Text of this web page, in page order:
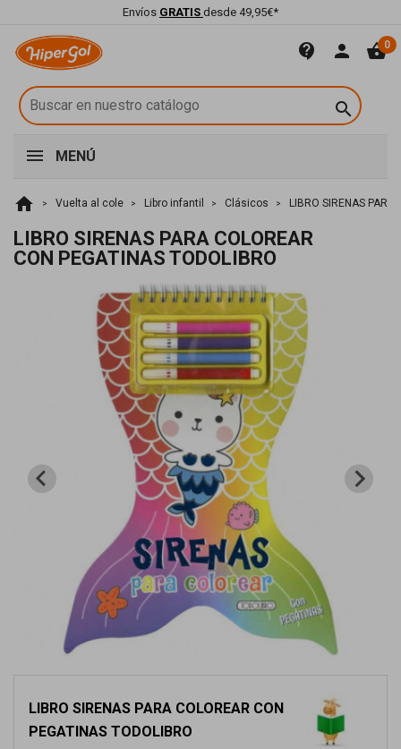
Envíos GRATIS desde 49,95€*
contact_support person shopping_basket0

MENÚ
home Vuelta al cole Libro infantil Clásicos LIBRO SIRENAS PARA
LIBRO SIRENAS PARA COLOREAR
CON PEGATINAS TODOLIBRO
LIBRO SIRENAS PARA COLOREAR CON
PEGATINAS TODOLIBRO